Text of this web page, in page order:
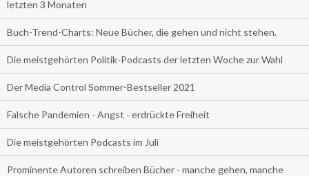
letzten 3 Monaten
Buch-Trend-Charts: Neue Bücher, die gehen und nicht stehen.
Die meistgehörten Politik-Podcasts der letzten Woche zur Wahl
Der Media Control Sommer-Bestseller 2021
Falsche Pandemien - Angst - erdrückte Freiheit
Die meistgehörten Podcasts im Juli
Prominente Autoren schreiben Bücher - manche gehen, manche